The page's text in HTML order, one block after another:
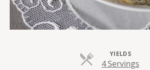
YIELDS
4 Servings